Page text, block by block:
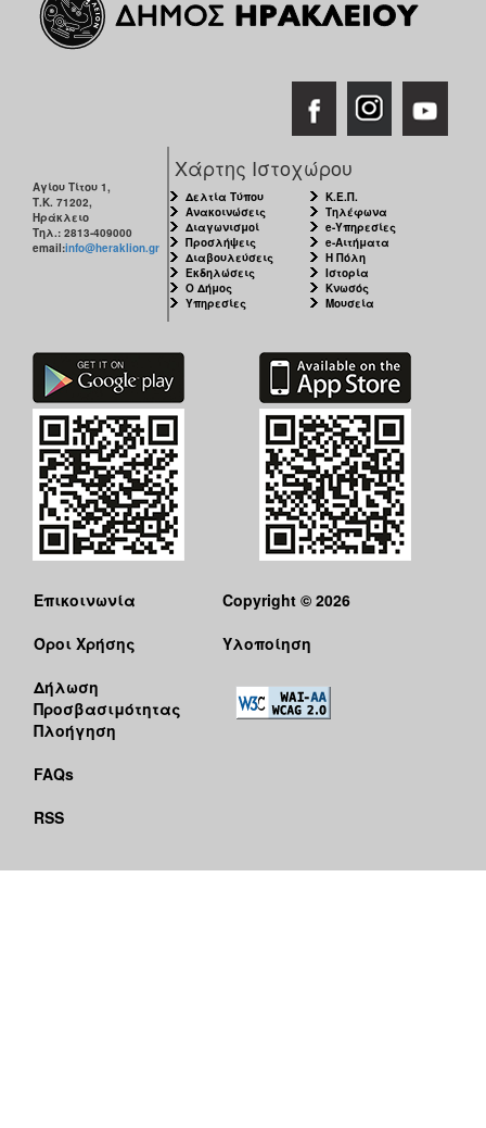
Αγίου Τίτου 1,
Τ.Κ. 71202,
Ηράκλειο
Τηλ.: 2813-409000
email:info@heraklion.gr
Χάρτης Ιστοχώρου
Δελτία Τύπου
Ανακοινώσεις
Διαγωνισμοί
Προσλήψεις
Διαβουλεύσεις
Εκδηλώσεις
Ο Δήμος
Υπηρεσίες
Κ.Ε.Π.
Τηλέφωνα
e-Υπηρεσίες
e-Αιτήματα
Η Πόλη
Ιστορία
Κνωσός
Μουσεία
Επικοινωνία
Όροι Χρήσης
Δήλωση
Προσβασιμότητας
Πλοήγηση
FAQs
RSS
Copyright © 2026
Υλοποίηση